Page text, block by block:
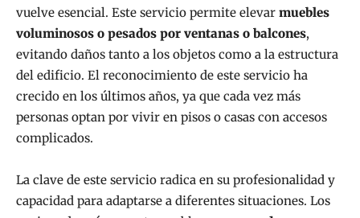
vuelve esencial. Este servicio permite elevar muebles
voluminosos o pesados por ventanas o balcones,
evitando daños tanto a los objetos como a la estructura
del edificio. El reconocimiento de este servicio ha
crecido en los últimos años, ya que cada vez más
personas optan por vivir en pisos o casas con accesos
complicados.
La clave de este servicio radica en su profesionalidad y
capacidad para adaptarse a diferentes situaciones. Los